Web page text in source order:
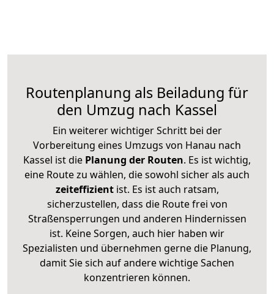
Routenplanung als Beiladung für
den Umzug nach Kassel
Ein weiterer wichtiger Schritt bei der
Vorbereitung eines Umzugs von Hanau nach
Kassel ist die Planung der Routen. Es ist wichtig,
eine Route zu wählen, die sowohl sicher als auch
zeiteffizientist. Es ist auch ratsam,
sicherzustellen, dass die Route frei von
Straßensperrungen und anderen Hindernissen
ist. Keine Sorgen, auch hier haben wir
Spezialisten und übernehmen gerne die Planung,
damit Sie sich auf andere wichtige Sachen
konzentrieren können.